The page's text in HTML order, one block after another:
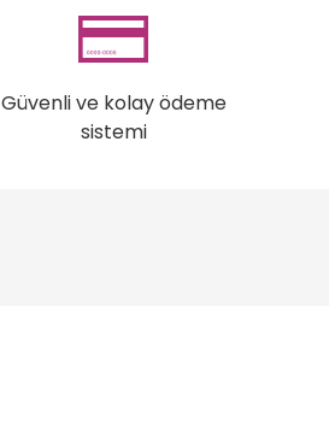
Güvenli ve kolay ödeme
sistemi